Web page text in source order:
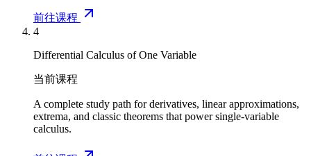
前往课程
4
Differential Calculus of One Variable
当前课程
A complete study path for derivatives, linear approximations,
extrema, and classic theorems that power single-variable
calculus.